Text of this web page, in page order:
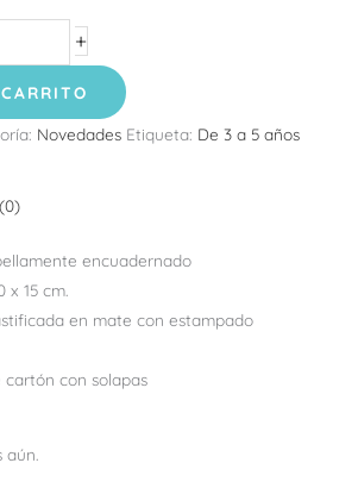
+
Novedades Etiqueta: De 3 a 5 años
encuadernado
x 15 cm.
en mate con estampado
cartón con solapas
aún.